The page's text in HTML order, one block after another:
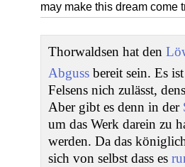
may make this dream come
Thorwaldsen hat den
Abguss bereit sein. Es
Felsens nich zulässt,
Aber gibt es denn in der
um das Werk darein zu
werden. Da das
sich von selbst dass es